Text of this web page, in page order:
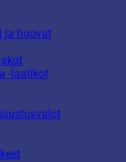
ja huovat
-laatikot